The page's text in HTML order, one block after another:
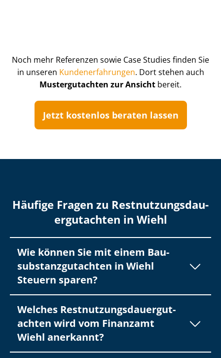
Noch mehr Referenzen sowie Case Studies finden Sie
in unseren Kun­de­n­er­fah­run­gen. Dort stehen auch
Mustergutachten zur Ansicht bereit.
Jetzt kostenlos beraten lassen
Häufige Fragen zu Rest­nut­zungs­dau­
er­gut­ach­ten in Wiehl
Wie können Sie mit einem Bau­
sub­stanz­gut­ach­ten in Wiehl
Steuern sparen?
Welches Rest­nut­zungs­dau­er­gut­
ach­ten wird vom Finanzamt
Wiehl anerkannt?